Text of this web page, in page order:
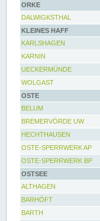
ORKE
DALWIGKSTHAL
KLEINES HAFF
KARLSHAGEN
KARNIN
UECKERMÜNDE
WOLGAST
OSTE
BELUM
BREMERVÖRDE UW
HECHTHAUSEN
OSTE-SPERRWERK AP
OSTE-SPERRWERK BP
OSTSEE
ALTHAGEN
BARHÖFT
BARTH